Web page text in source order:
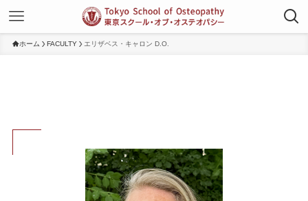
ホーム FACULTY エリザベス・キャロン D.O.